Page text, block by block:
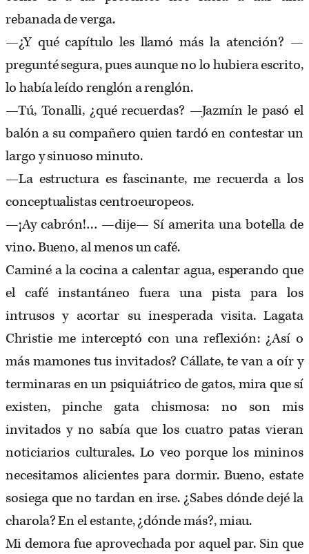
rebanada de verga.
—¿Y qué capítulo les llamó más la atención? —
pregunté segura, pues aunque no lo hubiera escrito,
lo había leído renglón a renglón.
—Tú, Tonalli, ¿qué recuerdas? —Jazmín le pasó el
balón a su compañero quien tardó en contestar un
largo y sinuoso minuto.
—La estructura es fascinante, me recuerda a los
conceptualistas centroeuropeos.
—¡Ay cabrón!… —dije— Sí amerita una botella de
vino. Bueno, al menos un café.
Caminé a la cocina a calentar agua, esperando que
el café instantáneo fuera una pista para los
intrusos y acortar su inesperada visita. Lagata
Christie me interceptó con una reflexión: ¿Así o
más mamones tus invitados? Cállate, te van a oír y
terminaras en un psiquiátrico de gatos, mira que sí
existen, pinche gata chismosa: no son mis
invitados y no sabía que los cuatro patas vieran
noticiarios culturales. Lo veo porque los mininos
necesitamos alicientes para dormir. Bueno, estate
sosiega que no tardan en irse. ¿Sabes dónde dejé la
charola? En el estante, ¿dónde más?, miau.
Mi demora fue aprovechada por aquel par. Sin que